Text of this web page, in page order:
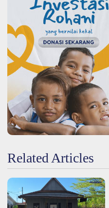
Related Articles